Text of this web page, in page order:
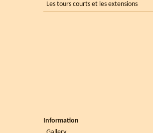
Les tours courts et les extensions
Information